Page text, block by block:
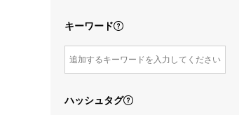
キーワード
ハッシュタグ